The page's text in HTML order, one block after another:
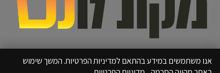
אנו משתמשים במידע בהתאם למדיניות הפרטיות. המשך שימוש